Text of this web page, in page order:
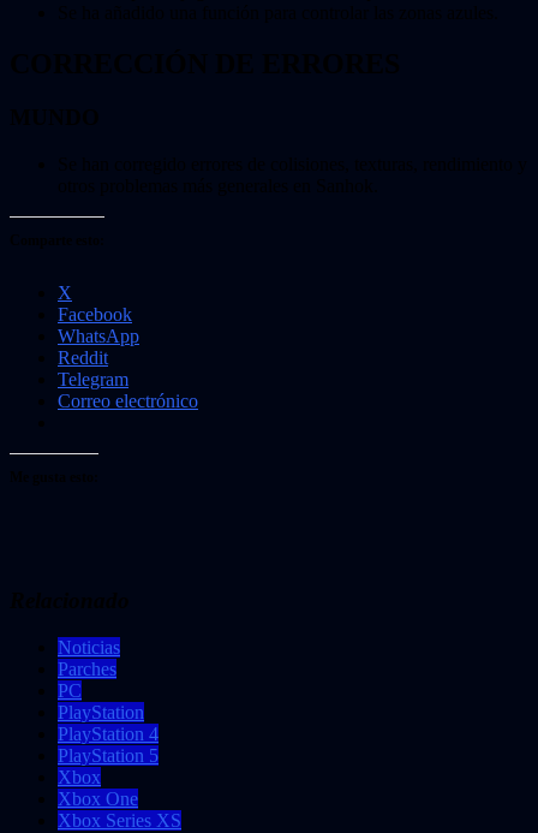
X
Facebook
WhatsApp
Reddit
Telegram
Correo electrónico
Noticias
Parches
PC
PlayStation
PlayStation 4
PlayStation 5
Xbox
Xbox One
Xbox Series XS